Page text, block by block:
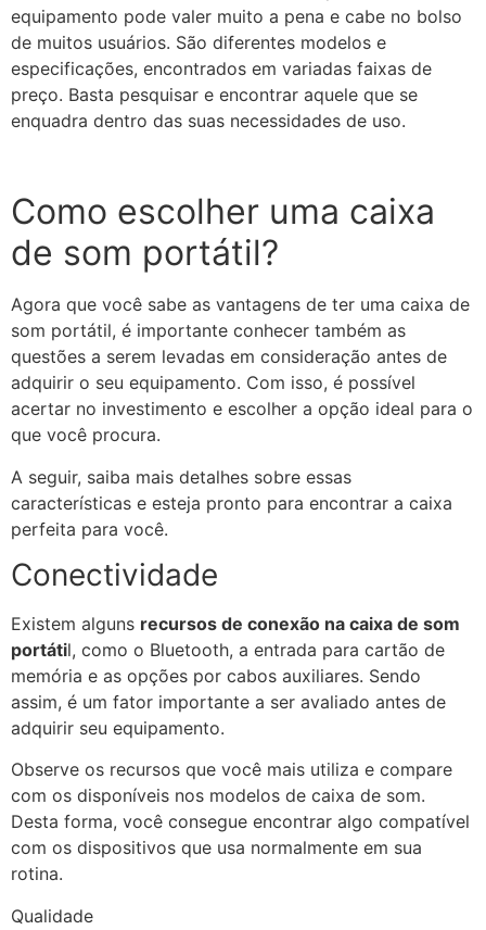
equipamento pode valer muito a pena e cabe no bolso
de muitos usuários. São diferentes modelos e
especificações, encontrados em variadas faixas de
preço. Basta pesquisar e encontrar aquele que se
enquadra dentro das suas necessidades de uso.
Como escolher uma caixa
de som portátil?
Agora que você sabe as vantagens de ter uma caixa de
som portátil, é importante conhecer também as
questões a serem levadas em consideração antes de
adquirir o seu equipamento. Com isso, é possível
acertar no investimento e escolher a opção ideal para o
que você procura.
A seguir, saiba mais detalhes sobre essas
características e esteja pronto para encontrar a caixa
perfeita para você.
Conectividade
Existem alguns recursos de conexão na caixa de som
portátil, como o Bluetooth, a entrada para cartão de
memória e as opções por cabos auxiliares. Sendo
assim, é um fator importante a ser avaliado antes de
adquirir seu equipamento.
Observe os recursos que você mais utiliza e compare
com os disponíveis nos modelos de caixa de som.
Desta forma, você consegue encontrar algo compatível
com os dispositivos que usa normalmente em sua
rotina.
Qualidade